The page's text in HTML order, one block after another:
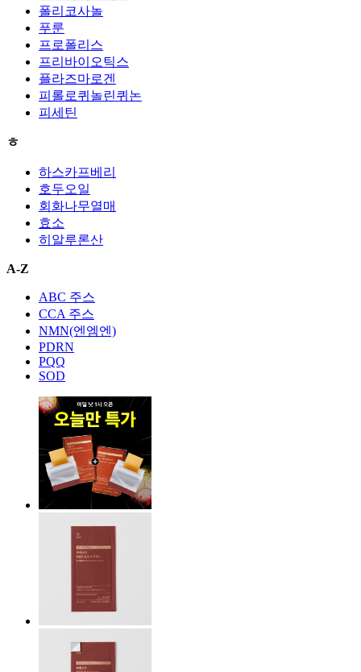
폴리코사놀
푸룬
프로폴리스
프리바이오틱스
플라즈마로겐
피롤로퀴놀린퀴논
피세틴
ㅎ
하스카프베리
호두오일
회화나무열매
효소
히알루론산
A-Z
ABC 주스
CCA 주스
NMN(엔엠엔)
PDRN
PQQ
SOD